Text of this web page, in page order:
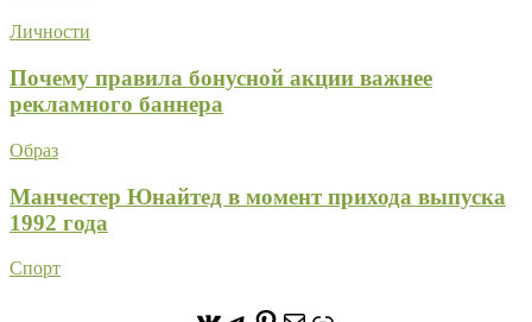
Личности
Почему правила бонусной акции важнее
рекламного баннера
Образ
Манчестер Юнайтед в момент прихода выпуска
1992 года
Спорт